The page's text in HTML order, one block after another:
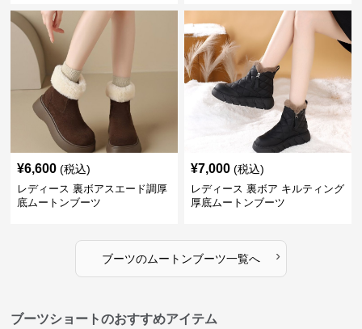
¥6,600 (税込)
レディース 裏ボアスエード調厚
底ムートンブーツ
¥7,000 (税込)
レディース 裏ボア キルティング
厚底ムートンブーツ
ブーツのムートンブーツ一覧へ ›
ブーツショートのおすすめアイテム